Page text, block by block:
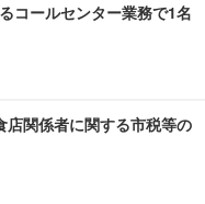
コールセンター業務で1名
関係者に関する市税等の